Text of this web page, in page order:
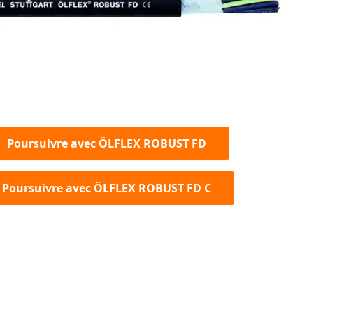
Poursuivre avec ÖLFLEX ROBUST FD
Poursuivre avec ÖLFLEX ROBUST FD C